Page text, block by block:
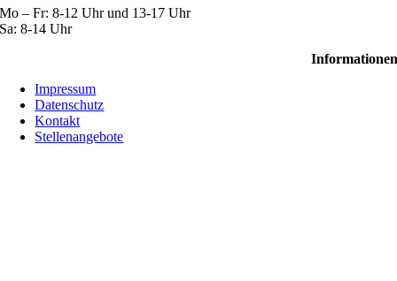
Mo – Fr: 8-12 Uhr und 13-17 Uhr
Sa: 8-14 Uhr
Informationen
Impressum
Datenschutz
Kontakt
Stellenangebote